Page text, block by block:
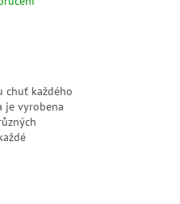
chuť každého
je vyrobena